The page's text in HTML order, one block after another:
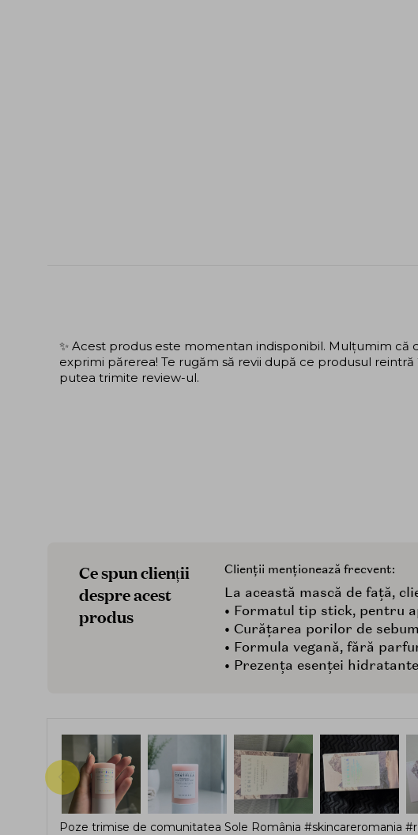
✨ Acest produs este momentan indisponibil. Mulțumim că
exprimi părerea! Te rugăm să revii după ce produsul
putea trimite review-ul.
Ce spun clienții
despre acest
produs
Clienții menționează frecvent:
La această mască de față,
• Formatul tip stick, pentru
• Curățarea porilor de
• Formula vegană, fără
• Prezența esenței
Poze trimise de comunitatea Sole România #skincareromania